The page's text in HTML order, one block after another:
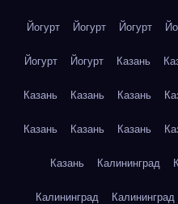
Йогурт Йогурт Йогурт
Йогурт Йогурт Казань
Казань Казань Казань
Казань Казань Казань
Казань Калининград
Калининград Калининград